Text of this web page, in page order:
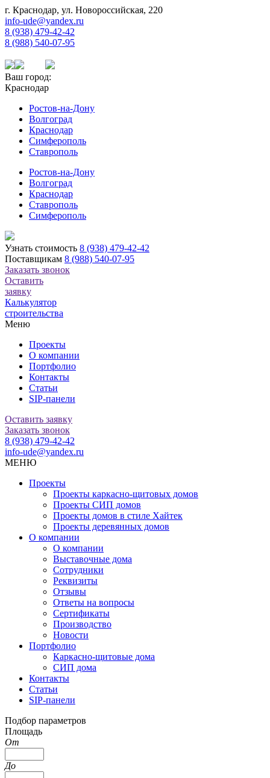
г. Краснодар, ул. Новороссийская, 220
info-ude@yandex.ru
8 (938) 479-42-42
8 (988) 540-07-95
Ваш город:
Краснодар
Ростов-на-Дону
Волгоград
Краснодар
Симферополь
Ставрополь
Ростов-на-Дону
Волгоград
Краснодар
Ставрополь
Симферополь
Узнать стоимость 8 (938) 479-42-42
Поставщикам 8 (988) 540-07-95
Заказать звонок
Оставить
заявку
Калькулятор
строительства
Меню
Проекты
О компании
Портфолио
Контакты
Статьи
SIP-панели
Оставить заявку
Заказать звонок
8 (938) 479-42-42
info-ude@yandex.ru
МЕНЮ
Проекты
Проекты каркасно-щитовых домов
Проекты СИП домов
Проекты домов в стиле Хайтек
Проекты деревянных домов
О компании
О компании
Выставочные дома
Сотрудники
Реквизиты
Отзывы
Ответы на вопросы
Сертификаты
Производство
Новости
Портфолио
Каркасно-щитовые дома
СИП дома
Контакты
Статьи
SIP-панели
Подбор параметров
Площадь
От
До